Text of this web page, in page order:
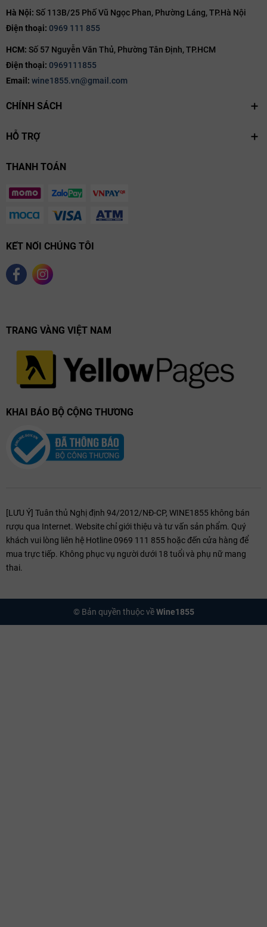
Hà Nội: Số 113B/25 Phố Vũ Ngọc Phan, Phường Láng, TP.Hà Nội
Điện thoại: 0969 111 855
HCM: Số 57 Nguyễn Văn Thủ, Phường Tân Định, TP.HCM
Điện thoại: 0969111855
Email: wine1855.vn@gmail.com
CHÍNH SÁCH
HỖ TRỢ
THANH TOÁN
KẾT NỐI CHÚNG TÔI
TRANG VÀNG VIỆT NAM
KHAI BÁO BỘ CỘNG THƯƠNG
[LƯU Ý] Tuân thủ Nghị định 94/2012/NĐ-CP, WINE1855 không bán
rượu qua Internet. Website chỉ giới thiệu và tư vấn sản phẩm. Quý
khách vui lòng liên hệ Hotline 0969 111 855 hoặc đến cửa hàng để
mua trực tiếp. Không phục vụ người dưới 18 tuổi và phụ nữ mang
thai.
© Bản quyền thuộc vềWine1855